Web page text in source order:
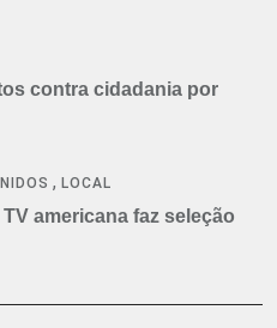
contra cidadania por
,LOCAL
americana faz seleção